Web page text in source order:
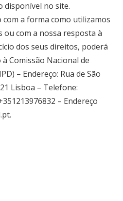
disponível no site.
a forma como utilizamos
ou com a nossa resposta à
dos seus direitos, poderá
Comissão Nacional de
– Endereço: Rua de São
Lisboa – Telefone:
– Endereço